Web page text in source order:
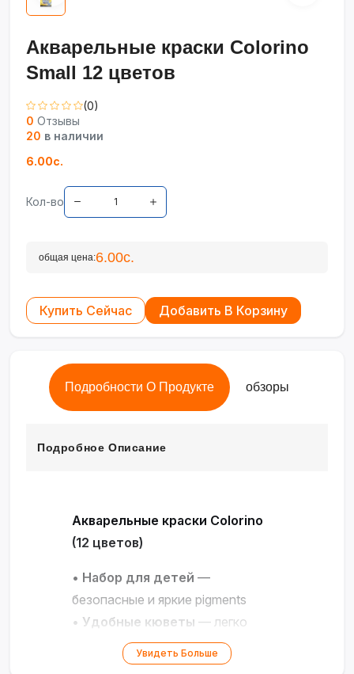
Акварельные краски Colorino
Small 12 цветов
(0)
0 Отзывы
20 в наличии
6.00с.
Кол-во
общая цена:6.00с.
Купить Сейчас Добавить В Корзину
Подробности О Продукте обзоры
Подробное Описание
Акварельные краски Colorino
(12 цветов)
• Набор для детей —
безопасные и яркие pigments
• Удобные кюветы — легко
смешивать и использовать
Долгий срок хранения— до 10
Увидеть Больше